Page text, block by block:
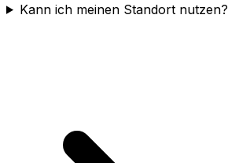
Kann ich meinen Standort nutzen?